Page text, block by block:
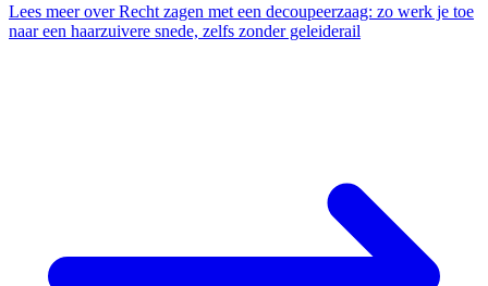
Lees meerover Recht zagen met een decoupeerzaag: zo werk je toe
naar een haarzuivere snede, zelfs zonder geleiderail